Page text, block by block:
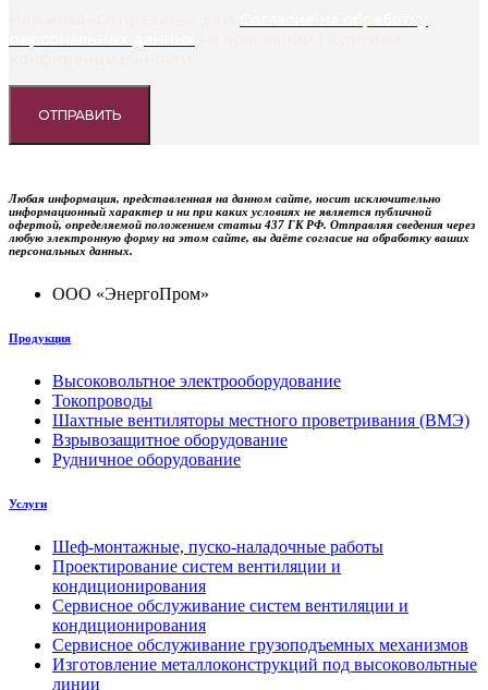
ОТПРАВИТЬ
Любая информация, представленная на данном сайте, носит исключительно
информационный характер и ни при каких условиях не является публичной
офертой, определяемой положением статьи 437 ГК РФ. Отправляя сведения через
любую электронную форму на этом сайте, вы даёте согласие на обработку ваших
персональных данных.
ООО «ЭнергоПром»
Продукция
Высоковольтное электрооборудование
Токопроводы
Шахтные вентиляторы местного проветривания (ВМЭ)
Взрывозащитное оборудование
Рудничное оборудование
Услуги
Шеф-монтажные, пуско-наладочные работы
Проектирование систем вентиляции и
кондиционирования
Сервисное обслуживание систем вентиляции и
кондиционирования
Сервисное обслуживание грузоподъемных механизмов
Изготовление металлоконструкций под высоковольтные
линии